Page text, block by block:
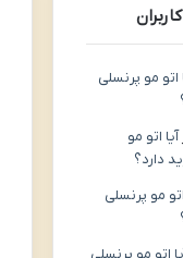
اتو مو پرنسلی
آیا اتو مو
دارد؟
اتو مو پرنسلی
اتو مو پرنسلی